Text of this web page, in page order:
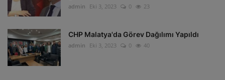
admin Eki 3, 2023 0 23
CHP Malatya'da Görev Dağılımı Yapıldı
admin Eki 3, 2023 0 40